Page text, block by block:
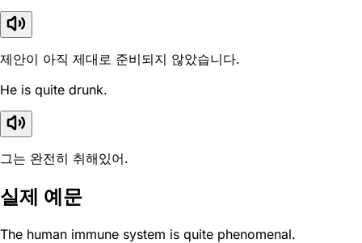
제안이 아직 제대로 준비되지 않았습니다.
He is quite drunk.
그는 완전히 취해있어.
실제 예문
The human immune system is quite phenomenal.